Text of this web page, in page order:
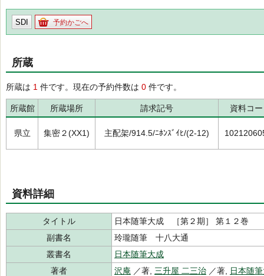
SDI 予約かごへ
所蔵
所蔵は 1 件です。現在の予約件数は 0 件です。
所蔵館 所蔵場所 請求記号 資料コ
県立 集密２(XX1) 主配架/914.5/ﾆﾎﾝｽﾞｲﾋ/(2-12)
資料詳細
タイトル
日本随筆大成 ［第２期］ 第１２巻
副書名
玲瓏随筆 十八大通
叢書名
日本随筆大成
著者
沢庵 ／著, 三升屋 二三治 ／著,
日本随